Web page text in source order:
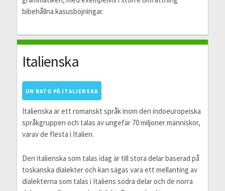
bibehållna kasusböjningar.
Italienska
UN RATO PÅ ITALIENSKA
Italienska är ett romanskt språk inom den indoeuropeiska
språkgruppen och talas av ungefär 70 miljoner människor,
varav de flesta i Italien.
Den italienska som talas idag är till stora delar baserad på
toskanska dialekter och kan sägas vara ett mellanting av
dialekterna som talas i Italiens södra delar och de norra